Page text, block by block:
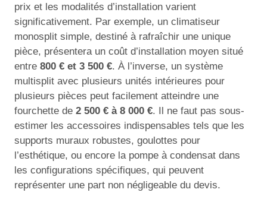
prix et les modalités d’installation varient
significativement. Par exemple, un climatiseur
monosplit simple, destiné à rafraîchir une unique
pièce, présentera un coût d’installation moyen situé
entre 800 € et 3 500 €. À l’inverse, un système
multisplit avec plusieurs unités intérieures pour
plusieurs pièces peut facilement atteindre une
fourchette de 2 500 € à 8 000 €. Il ne faut pas sous-
estimer les accessoires indispensables tels que les
supports muraux robustes, goulottes pour
l’esthétique, ou encore la pompe à condensat dans
les configurations spécifiques, qui peuvent
représenter une part non négligeable du devis.